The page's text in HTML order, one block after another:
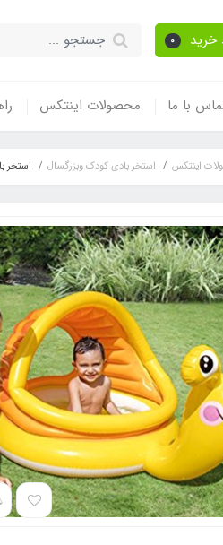
خرید 0
با ما محصولات اینتکس
اینتکس استخر بادی کودک وبزرگسال استخر